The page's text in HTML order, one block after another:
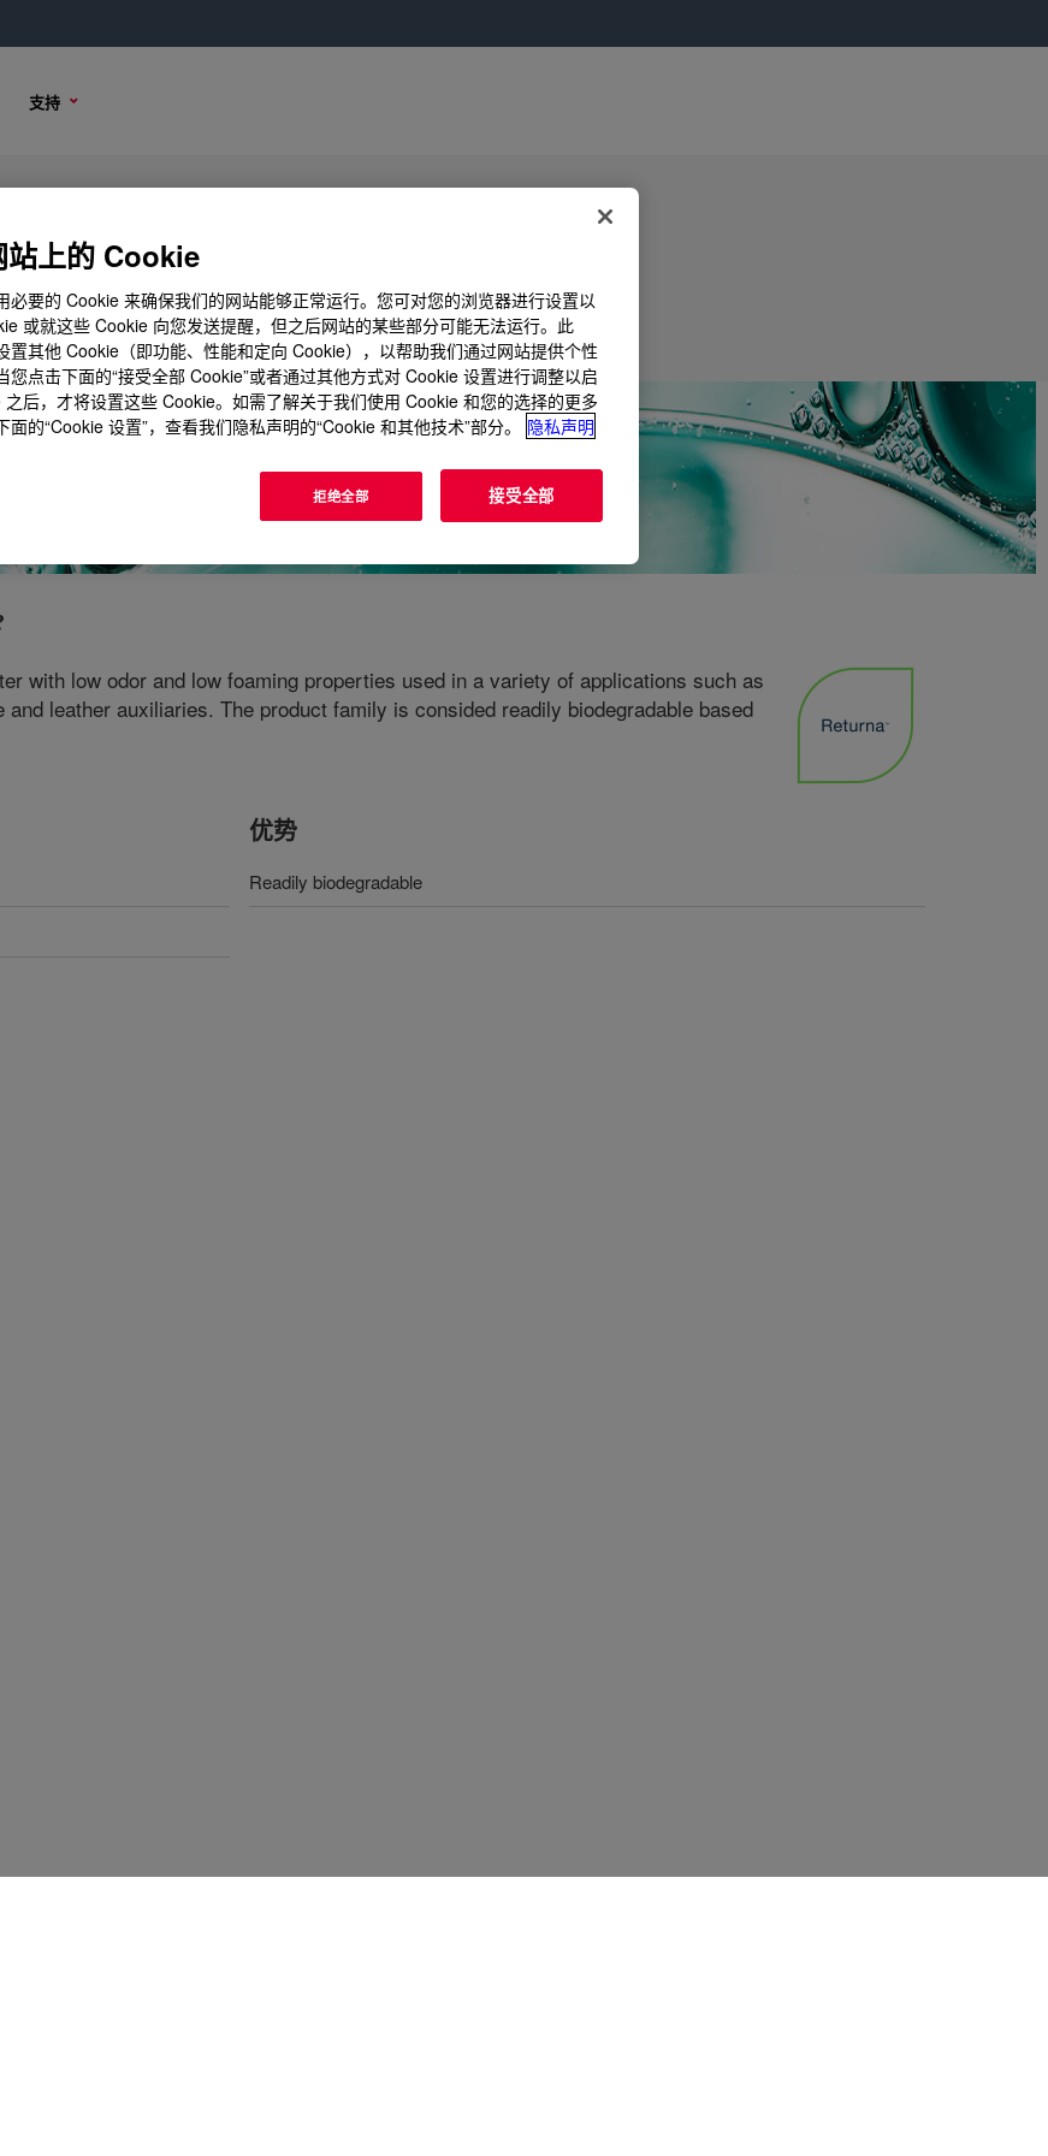
支持
Surfactant
品选项 购买选项
with low odor and low foaming properties used in a variety of applications such as
leather auxiliaries. The product family is consided readily biodegradable based
优势
Readily biodegradable
站上的 Cookie
必要的 Cookie 来确保我们的网站能够正常运行。您可对您的浏览器进行设置以
或就这些 Cookie 向您发送提醒，但之后网站的某些部分可能无法运行。此
置其他 Cookie（即功能、性能和定向 Cookie），以帮助我们通过网站提供个性
您点击下面的“接受全部 Cookie”或者通过其他方式对 Cookie 设置进行调整以启
后，才将设置这些 Cookie。如需了解关于我们使用 Cookie 和您的选择的更多
面的“Cookie 设置”，查看我们隐私声明的“Cookie 和其他技术”部分。
隐私声明
拒绝全部 接受全部